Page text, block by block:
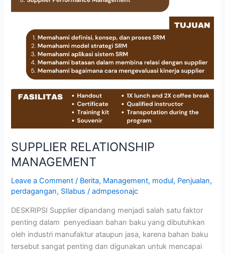
SUPPLIER RELATIONSHIP
MANAGEMENT
Leave a Comment / Berita, Management, modul, Penjualan,
perdagangan, SIlabus /admpesonajc
DESKRIPSI Supplier dipandang menjadi salah satu faktor
penting dalam penyediaan bahan baku yang dibutuhkan
oleh industri manufaktur ataupun jasa, karena bahan baku
tersebut sangat penting dan digunakan untuk mencapai